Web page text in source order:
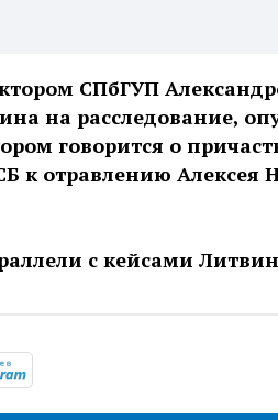
СПбГУП
на расследование,
говорится о
к отравлению Алексея
с кейсами
album/14466797